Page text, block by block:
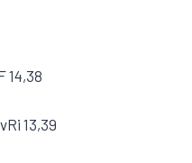
14,38
13,39